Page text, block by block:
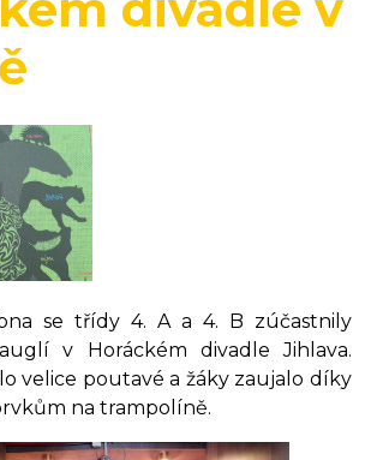
se třídy 4. A a 4. B zúčastnily
v Horáckém divadle Jihlava.
velice poutavé a žáky zaujalo díky
na trampolíně.